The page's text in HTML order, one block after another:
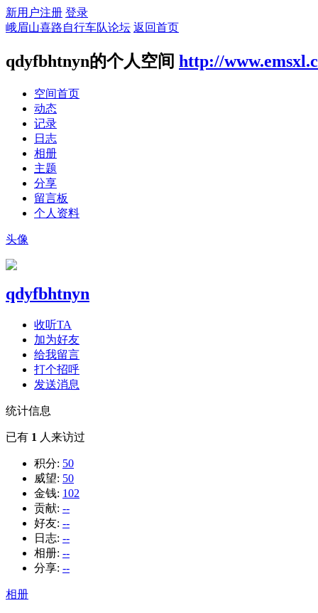
新用户注册 登录
峨眉山喜路自行车队论坛 返回首页
qdyfbhtnyn的个人空间 http://
空间首页
动态
记录
日志
相册
主题
分享
留言板
个人资料
头像
qdyfbhtnyn
收听TA
加为好友
给我留言
打个招呼
发送消息
统计信息
已有 1 人来访过
积分: 50
威望: 50
金钱: 102
贡献: --
好友: --
日志: --
相册: --
分享: --
相册